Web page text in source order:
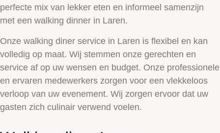
perfecte mix van lekker eten en informeel samenzijn
met een walking dinner in Laren.
Onze walking diner service in Laren is flexibel en kan
volledig op maat. Wij stemmen onze gerechten en
service af op uw wensen en budget. Onze professionele
en ervaren medewerkers zorgen voor een vlekkeloos
verloop van uw evenement. Wij zorgen ervoor dat uw
gasten zich culinair verwend voelen.